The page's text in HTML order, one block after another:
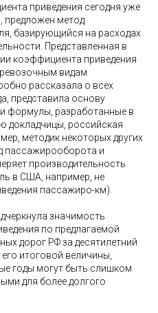
приведения сегодня уже
предложен метод
базирующийся на расходах
Представленная в
коэффициента приведения
видам
рассказала о всех
представила основу
формулы, разработанные в
докладчицы, российская
методик некоторых других
пассажирооборота и
производительность
в США, например, не
пассажиро-км).
значимость
по предлагаемой
дорог РФ за десятилетний
итоговой величины,
годы могут быть слишком
для более долгого